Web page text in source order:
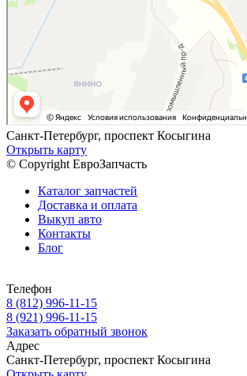
Санкт-Петербург, проспект Косыгина
Открыть карту
© Copyright ЕвроЗапчасть
Каталог запчастей
Доставка и оплата
Выкуп авто
Контакты
Блог
Телефон
8 (812) 996-11-15
8 (921) 996-11-15
Заказать обратный звонок
Адрес
Санкт-Петербург, проспект Косыгина